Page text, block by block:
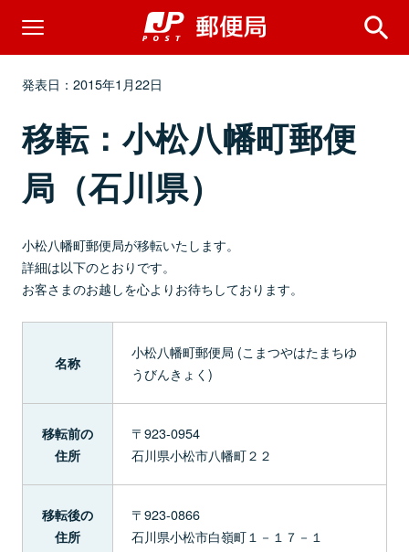
発表日：2015年1月22日
移転：小松八幡町郵便
局（石川県）
小松八幡町郵便局が移転いたします。
詳細は以下のとおりです。
お客さまのお越しを心よりお待ちしております。
名称
小松八幡町郵便局 (こまつやはたまちゆ
うびんきょく)
移転前の
住所
〒923-0954
石川県小松市八幡町２２
移転後の
住所
〒923-0866
石川県小松市白嶺町１－１７－１